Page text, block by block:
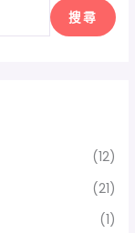
搜尋
(12)
(21)
(1)